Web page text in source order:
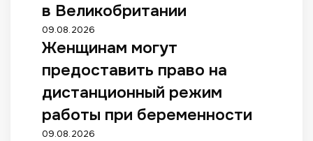
в Великобритании
09.08.2026
Женщинам могут
предоставить право на
дистанционный режим
работы при беременности
09.08.2026